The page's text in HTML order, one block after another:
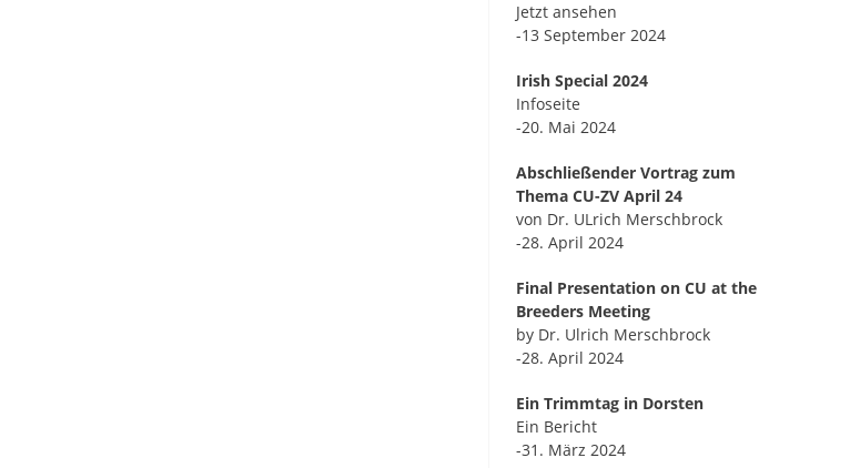
Jetzt ansehen
-13 September 2024
Irish Special 2024
Infoseite
-20. Mai 2024
Abschließender Vortrag zum
Thema CU-ZV April 24
von Dr. ULrich Merschbrock
-28. April 2024
Final Presentation on CU at the
Breeders Meeting
by Dr. Ulrich Merschbrock
-28. April 2024
Ein Trimmtag in Dorsten
Ein Bericht
-31. März 2024